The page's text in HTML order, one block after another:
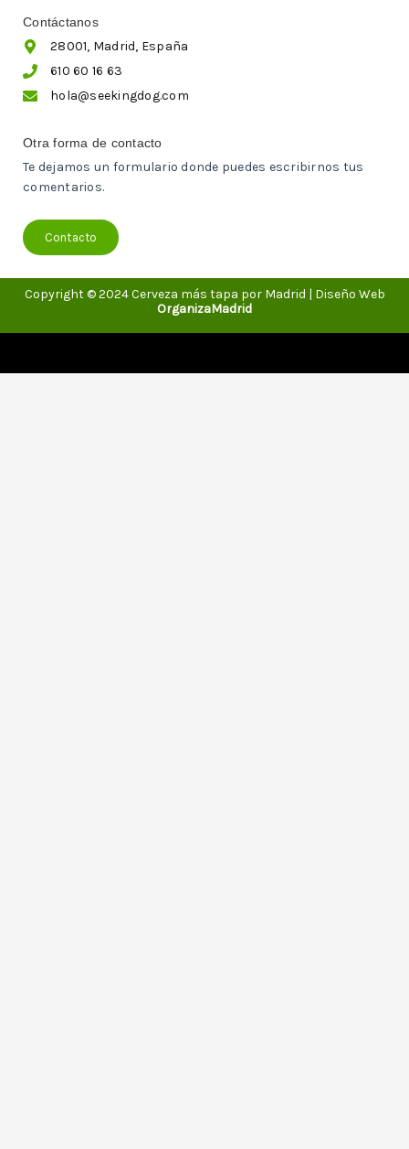
Contáctanos
28001, Madrid, España
610 60 16 63
hola@seekingdog.com
Otra forma de contacto
Te dejamos un formulario donde puedes escribirnos tus
comentarios.
Contacto
Copyright © 2024 Cerveza más tapa por Madrid | Diseño Web
OrganizaMadrid